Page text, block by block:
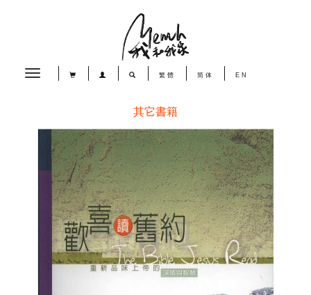
Toggle
繁體 简体 EN
其它書籍